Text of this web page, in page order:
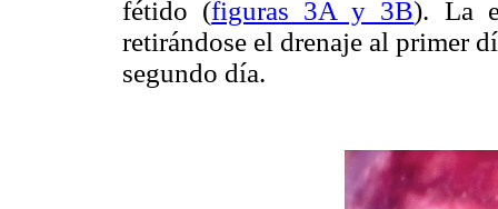
fétido (figuras 3A y 3B). La
retirándose el drenaje al primer
segundo día.